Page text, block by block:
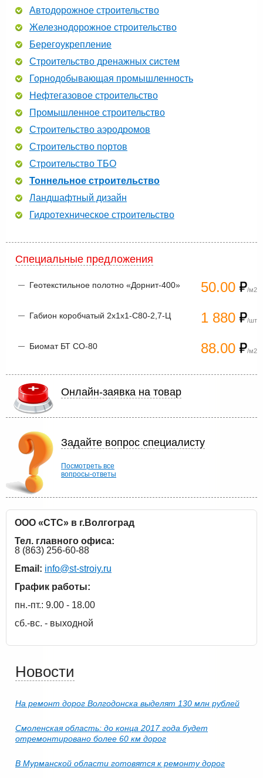
Автодорожное строительство
Железнодорожное строительство
Берегоукрепление
Строительство дренажных систем
Горнодобывающая промышленность
Нефтегазовое строительство
Промышленное строительство
Строительство аэродромов
Строительство портов
Строительство ТБО
Тоннельное строительство
Ландшафтный дизайн
Гидротехническое строительство
Специальные предложения
50.00 /м2
Геотекстильное полотно «Дорнит-400»
1 880 /шт
Габион коробчатый 2х1х1-С80-2,7-Ц
88.00 /м2
Биомат БТ СО-80
Онлайн-заявка на товар
Задайте вопрос специалисту
Посмотреть все
вопросы-ответы
ООО «СТС» в г.Волгоград
Тел. главного офиса:
8 (863) 256-60-88
Email: info@st-stroiy.ru
График работы:
пн.-пт.: 9.00 - 18.00
сб.-вс. - выходной
Новости
На ремонт дорог Волгодонска выделят 130 млн рублей
Смоленская область: до конца 2017 года будет
отремонтировано более 60 км дорог
В Мурманской области готовятся к ремонту дорог